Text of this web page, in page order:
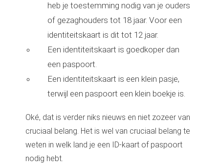
heb je toestemming nodig van je ouders
of gezaghouders tot 18 jaar. Voor een
identiteitskaart is dit tot 12 jaar.
Een identiteitskaart is goedkoper dan
een paspoort.
Een identiteitskaart is een klein pasje,
terwijl een paspoort een klein boekje is.
Oké, dat is verder niks nieuws en niet zozeer van
cruciaal belang. Het is wel van cruciaal belang te
weten in welk land je een ID-kaart of paspoort
nodig hebt.